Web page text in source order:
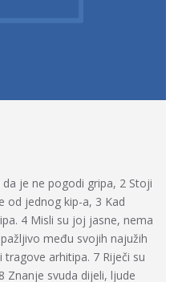
da je ne pogodi gripa, 2 Stoji
od jednog kip-a, 3 Kad
4 Misli su joj jasne, nema
među svojih najužih
arhitipa. 7 Riječi su
Znanje svuda dijeli, ljude